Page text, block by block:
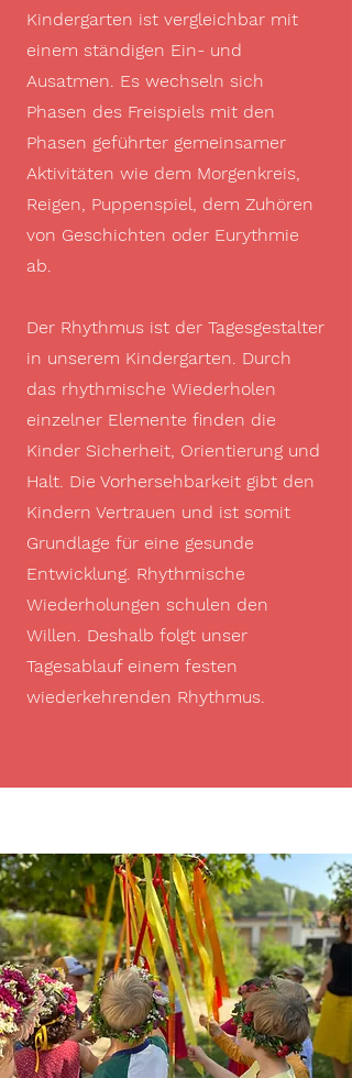
Kindergarten ist vergleichbar mit
einem ständigen Ein- und
Ausatmen. Es wechseln sich
Phasen des Freispiels mit den
Phasen geführter gemeinsamer
Aktivitäten wie dem Morgenkreis,
Reigen, Puppenspiel, dem Zuhören
von Geschichten oder Eurythmie
ab.
Der Rhythmus ist der Tagesgestalter
in unserem Kindergarten. Durch
das rhythmische Wiederholen
einzelner Elemente finden die
Kinder Sicherheit, Orientierung und
Halt. Die Vorhersehbarkeit gibt den
Kindern Vertrauen und ist somit
Grundlage für eine gesunde
Entwicklung. Rhythmische
Wiederholungen schulen den
Willen. Deshalb folgt unser
Tagesablauf einem festen
wiederkehrenden Rhythmus.